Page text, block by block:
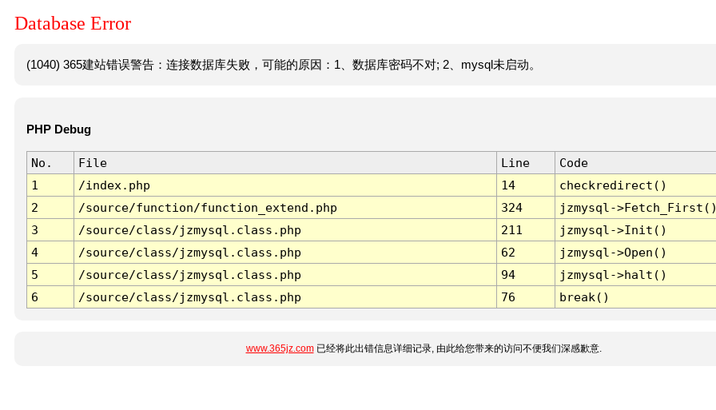
Database Error
(1040) 365建站错误警告：连接数据库失败，可能的原因：1、数据库密码不对; 2、mysql未启动。
PHP Debug
No. File Line
Code
1
/index.php 14
checkredirect()
2
/source/function/function_extend.php 324
jzmysql-
3
/source/class/jzmysql.class.php 211
jzmysql->Init()
4
/source/class/jzmysql.class.php 62
jzmysql->Open()
5
/source/class/jzmysql.class.php 94
jzmysql->halt()
6
/source/class/jzmysql.class.php 76 break()
www.365jz.com已经将此出错信息详细记录, 由此给您带来的访问不便我们深感歉意.